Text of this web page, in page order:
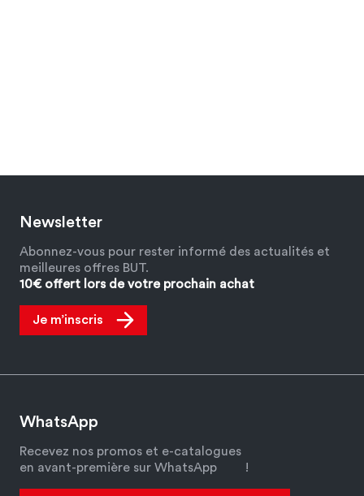
Newsletter
Abonnez-vous pour rester informé des actualités et
meilleures offres BUT.
10€ offert lors de votre prochain achat
Je m’inscris
WhatsApp
Recevez nos promos et e-catalogues
en avant-première sur WhatsApp
!